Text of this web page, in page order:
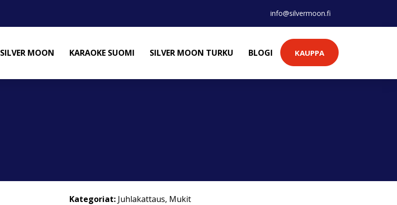
info@silvermoon.fi
SILVER MOON KARAOKE SUOMI SILVER MOON TURKU BLOGI KAUPPA
Kategoriat: Juhlakattaus, Mukit